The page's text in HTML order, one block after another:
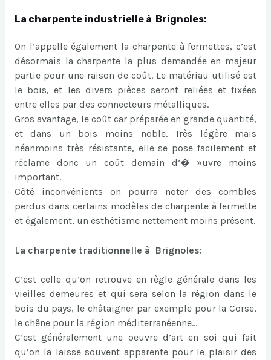
La charpente industrielle à Brignoles:
On l’appelle également la charpente à fermettes, c’est
désormais la charpente la plus demandée en majeur
partie pour une raison de coût. Le matériau utilisé est
le bois, et les divers pièces seront reliées et fixées
entre elles par des connecteurs métalliques.
Gros avantage, le coût car préparée en grande quantité,
et dans un bois moins noble. Très légère mais
néanmoins très résistante, elle se pose facilement et
réclame donc un coût demain d’� »uvre moins
important.
Côté inconvénients on pourra noter des combles
perdus dans certains modèles de charpente à fermette
et également, un esthétisme nettement moins présent.
La charpente traditionnelle à Brignoles:
C’est celle qu’on retrouve en règle générale dans les
vieilles demeures et qui sera selon la région dans le
bois du pays, le châtaigner par exemple pour la Corse,
le chêne pour la région méditerranéenne…
C’est généralement une oeuvre d’art en soi qui fait
qu’on la laisse souvent apparente pour le plaisir des